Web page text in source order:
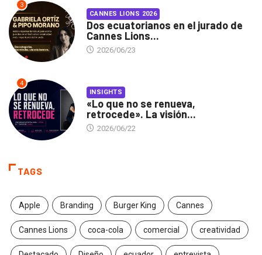
3
CANNES LIONS 2026
Dos ecuatorianos en el jurado de
Cannes Lions...
2026/06/23
4
INSIGHTS
«Lo que no se renueva,
retrocede». La visión...
2026/06/22
TAGS
Apple Branding Burger King Cannes
Cannes Lions coca-cola comercial creatividad